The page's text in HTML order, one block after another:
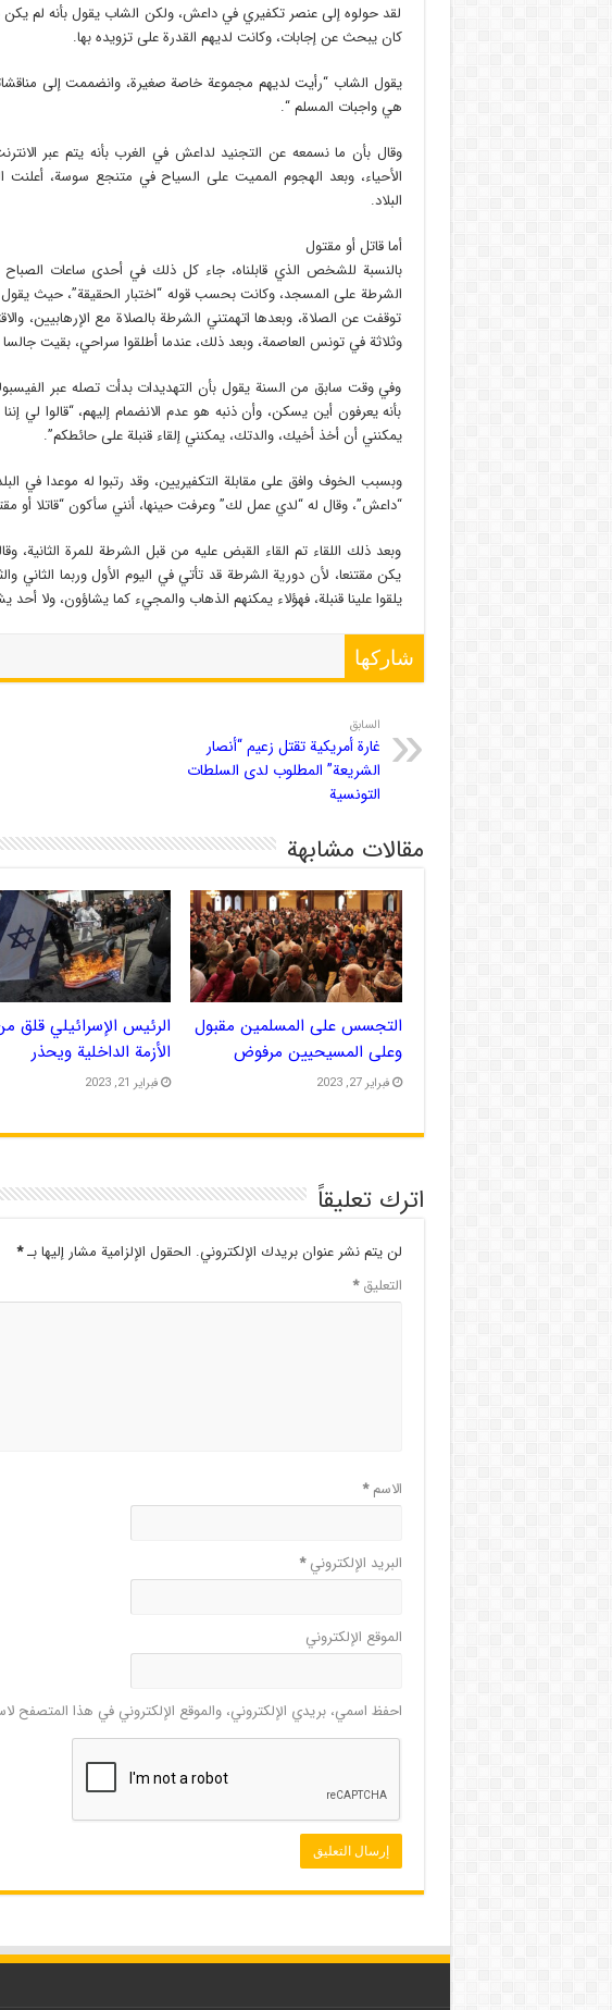
لقد حولوه إلى عنصر تكفيري في داعش، ولكن الشاب يقول بأنه لم يكن
كان يبحث عن إجابات، وكانت لديهم القدرة على تزويده بها.
يقول الشاب “رأيت لديهم مجموعة خاصة صغيرة، وانضممت إلى
هي واجبات المسلم “.
وقال بأن ما نسمعه عن التجنيد لداعش في الغرب بأنه يتم عبر
البلاد.
أما قاتل أو مقتول
بالنسبة للشخص الذي قابلناه، جاء كل ذلك في أحدى ساعات الصباح
الشرطة على المسجد، وكانت بحسب قوله “اختبار الحقيقة”، حيث
توقفت عن الصلاة، وبعدها اتهمتني الشرطة بالصلاة مع الإرهابيين،
وثلاثة في تونس العاصمة، وبعد ذلك، عندما أطلقوا سراحي، بقيت
وفي وقت سابق من السنة يقول بأن التهديدات بدأت تصله عبر
بأنه يعرفون أين يسكن، وأن ذنبه هو عدم الانضمام إليهم، “قالوا لي
يمكنني أن أخذ أخيك، والدتك، يمكنني إلقاء قنبلة على حائطكم”.
وبسبب الخوف وافق على مقابلة التكفيريين، وقد رتبوا له موعدا
“داعش”، وقال له “لدي عمل لك” وعرفت حينها، أنني سأكون “قاتلا أو
وبعد ذلك اللقاء تم القاء القبض عليه من قبل الشرطة للمرة الثانية،
يكن مقتنعا، لأن دورية الشرطة قد تأتي في اليوم الأول وربما الثاني
يلقوا علينا قنبلة، فهؤلاء يمكنهم الذهاب والمجيء كما يشاؤون، ولا أحد
شاركها
السابق
غارة أمريكية تقتل زعيم “أنصار
الشريعة” المطلوب لدى السلطات
التونسية
مقالات مشابهة
التجسس على المسلمين مقبول
وعلى المسيحيين مرفوض
فبراير 27, 2023
الرئيس الإسرائيلي قلق
الأزمة الداخلية ويحذر
فبراير 21, 2023
اترك تعليقاً
لن يتم نشر عنوان بريدك الإلكتروني. الحقول الإلزامية مشار إليها بـ*
التعليق*
الاسم*
البريد الإلكتروني*
الموقع الإلكتروني
احفظ اسمي، بريدي الإلكتروني، والموقع الإلكتروني في هذا المتصفح